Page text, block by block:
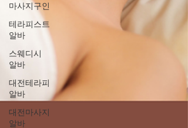
마사지구인
테라피스트
알바
스웨디시
알바
대전테라피
알바
대전마사지
알바